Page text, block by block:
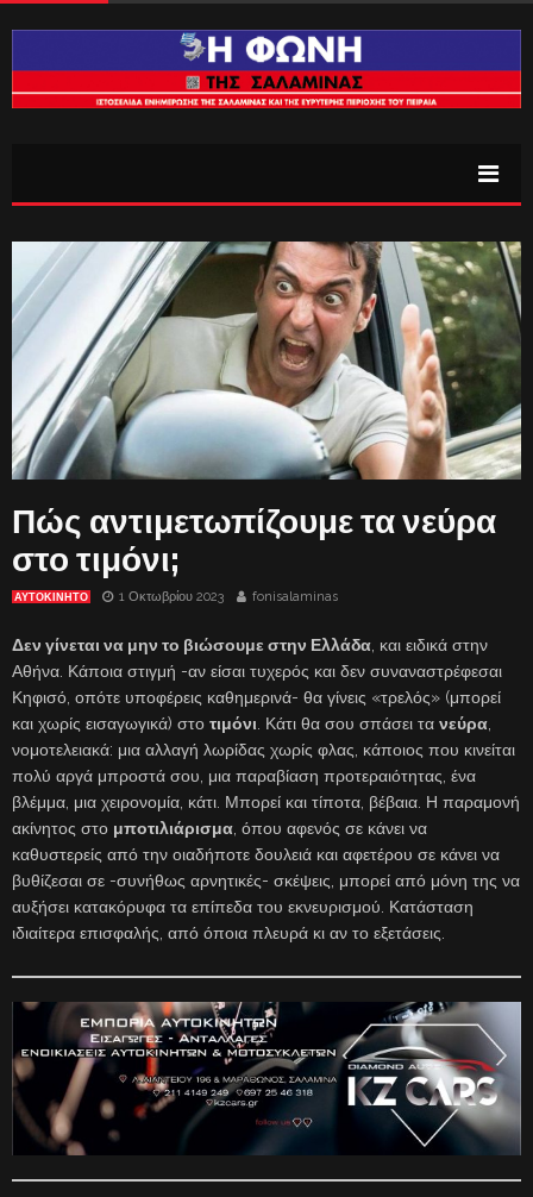
Πώς αντιμετωπίζουμε τα νεύρα
στο τιμόνι;
ΑΥΤΟΚΙΝΗΤΟ 1 Οκτωβρίου 2023 fonisalaminas
Δεν γίνεται να μην το βιώσουμε στην Ελλάδα , και ειδικά στην
Αθήνα. Κάποια στιγμή -αν είσαι τυχερός και δεν συναναστρέφεσαι
Κηφισό, οπότε υποφέρεις καθημερινά- θα γίνεις «τρελός» (μπορεί
και χωρίς εισαγωγικά) στο τιμόνι . Κάτι θα σου σπάσει τα νεύρα
νομοτελειακά: μια αλλαγή λωρίδας χωρίς φλας, κάποιος που κινείται
πολύ αργά μπροστά σου, μια παραβίαση προτεραιότητας, ένα
βλέμμα, μια χειρονομία, κάτι. Μπορεί και τίποτα, βέβαια. Η παραμονή
ακίνητος στο μποτιλιάρισμα , όπου αφενός σε κάνει να
καθυστερείς από την οιαδήποτε δουλειά και αφετέρου σε κάνει να
βυθίζεσαι σε -συνήθως αρνητικές- σκέψεις, μπορεί από μόνη της να
αυξήσει κατακόρυφα τα επίπεδα του εκνευρισμού. Κατάσταση
ιδιαίτερα επισφαλής, από όποια πλευρά κι αν το εξετάσεις.